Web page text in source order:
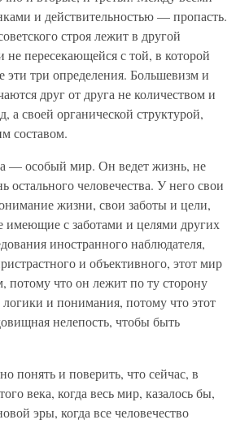
и действительностью — пропасть.
строя лежит в другой
не пересекающейся с той, в которой
эти три определения. Большевизм и
друг от друга не количеством и
а своей органической структурой,
составом.
— особый мир. Он ведет жизнь, не
человечества. У него свои
жизни, свои заботы и цели,
имеющие с заботами и целями других
иностранного наблюдателя,
и объективного, этот мир
потому что он лежит по ту сторону
логики и понимания, потому что этот
нелепость, чтобы быть
понять и поверить, что сейчас, в
века, когда весь мир, казалось бы,
эры, когда все человечество